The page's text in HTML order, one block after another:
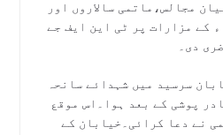
مجالس،ماتمی سالاروں اور
کے مزارات پر ٹی این ایف جے
دی۔
سرسید میں شہدائے سانحہ
پوشی کے بعد ہوا۔اس موقع
نے دعا کرائی۔خیابان کے